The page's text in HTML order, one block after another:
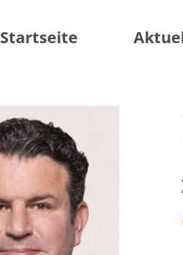
Startseite